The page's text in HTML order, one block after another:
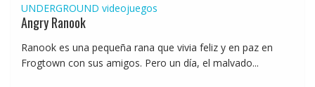
UNDERGROUND videojuegos
Angry Ranook
Ranook es una pequeña rana que vivia feliz y en paz en
Frogtown con sus amigos. Pero un día, el malvado...